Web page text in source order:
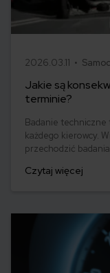
2026.03.11 •
Jakie są
terminie?
Badanie
każdego kierowcy.
przechodzić
rejestracji, a
Czytaj więcej